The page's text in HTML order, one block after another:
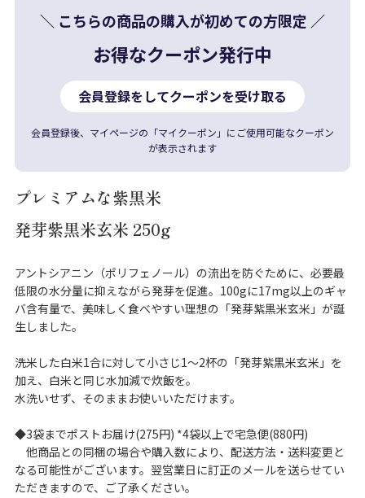
＼ こちらの商品の購入が初めての方限定 ／
お得なクーポン発行中
会員登録をしてクーポンを受け取る
会員登録後、マイページの「マイクーポン」にご使用可能なクーポン
が表示されます
プレミアムな紫黒米
発芽紫黒米玄米 250g
アントシアニン（ポリフェノール）の流出を防ぐために、必要最
低限の水分量に抑えながら発芽を促進。100gに17mg以上のギャ
バ含有量で、美味しく食べやすい理想の「発芽紫黒米玄米」が誕
生しました。
洗米した白米1合に対して小さじ1〜2杯の「発芽紫黒米玄米」を
加え、白米と同じ水加減で炊飯を。
水洗いせず、そのままお使いいただけます。
◆3袋までポストお届け(275円) *4袋以上で宅急便(880円)
他商品との同梱の場合や購入数により、配送方法・送料変更と
なる可能性がございます。翌営業日に訂正のメールを送らせてい
ただきますので、ご了承ください。